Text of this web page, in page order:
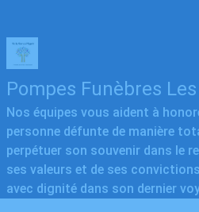
Pompes Funèbres
Nos équipes vous aident à
personne défunte de manière
perpétuer son souvenir dans le
ses valeurs et de ses
avec dignité dans son dernier